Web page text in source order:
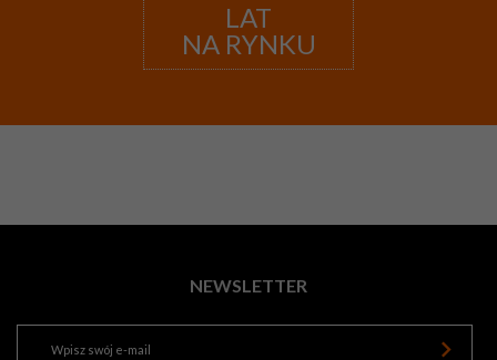
LAT
NA RYNKU
NEWSLETTER